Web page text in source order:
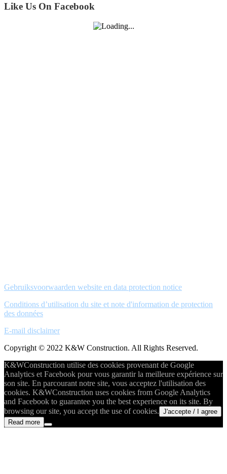
Like Us On Facebook
Gebruiksvoorwaarden website en data protection notice
Conditions d’utilisation du site et note d'information de protection
des données
E-mail disclaimer
Copyright © 2022 K&W Construction. All Rights Reserved.
K&WConstruction utilise des cookies provenant de Google
Analytics et Facebook pour vous garantir la meilleure expérience sur
son site. En parcourant notre site, vous acceptez l'utilisation des
cookies. K&WConstruction uses cookies from Google Analytics
and Facebook to guarantee you the best experience on its site. By
browsing our site, you accept the use of cookies. J'accepte / I agree
Read more